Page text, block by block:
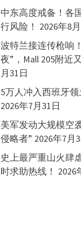
中东高度戒备！各
行风险！ 2026年8
波特兰接连传枪响
夜”，Mall 205附近
月31日
5万人冲入西班牙领
2026年7月31日
美军发动大规模空
侵略者” 2026年7月
史上最严重山火肆
时求助热线！ 2026